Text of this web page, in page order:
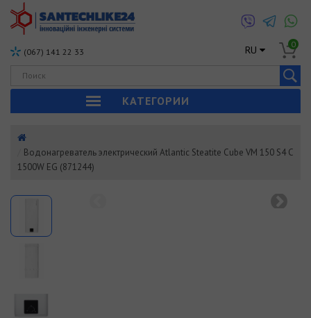
(067) 141 22 33 RU 0
КАТЕГОРИИ
Водонагреватель электрический Atlantic Steatite Cube VM 150 S4 C
1500W EG (871244)